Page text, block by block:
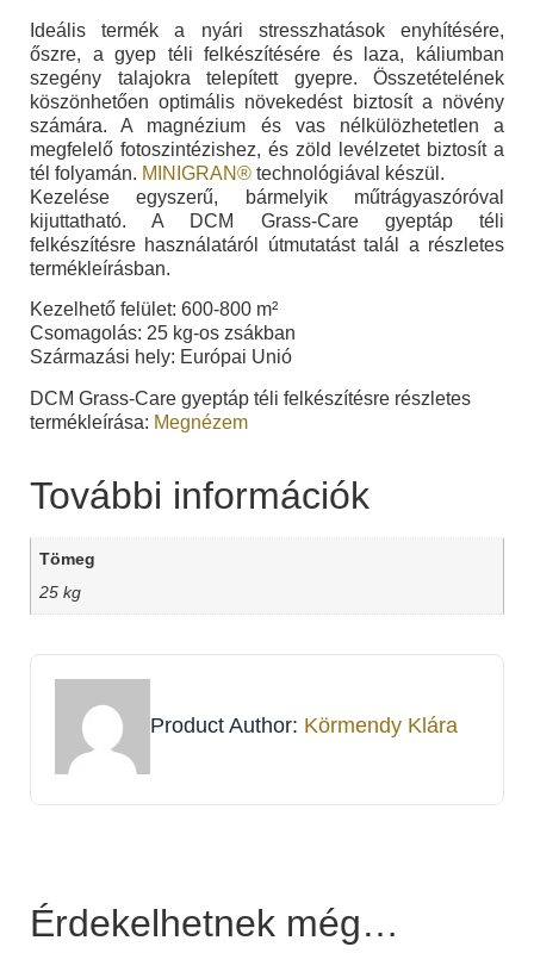
Ideális termék a nyári stresszhatások enyhítésére,
őszre, a gyep téli felkészítésére és laza, káliumban
szegény talajokra telepített gyepre. Összetételének
köszönhetően optimális növekedést biztosít a növény
számára. A magnézium és vas nélkülözhetetlen a
megfelelő fotoszintézishez, és zöld levélzetet biztosít a
tél folyamán. MINIGRAN® technológiával készül.
Kezelése egyszerű, bármelyik műtrágyaszóróval
kijuttatható. A DCM Grass-Care gyeptáp téli
felkészítésre használatáról útmutatást talál a részletes
termékleírásban.
Kezelhető felület: 600-800 m²
Csomagolás: 25 kg-os zsákban
Származási hely: Európai Unió
DCM Grass-Care gyeptáp téli felkészítésre részletes
termékleírása: Megnézem
További információk
Tömeg
25 kg
Product Author: Körmendy Klára
Érdekelhetnek még…